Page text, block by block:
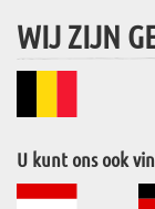
WIJ ZIJN
U kunt ons ook